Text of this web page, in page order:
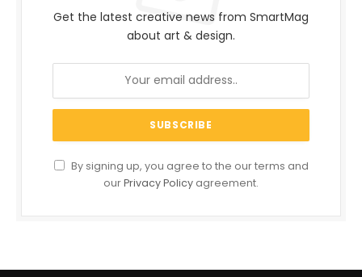
Get the latest creative news from SmartMag
about art & design.
By signing up, you agree to the our terms and
ourPrivacy Policy agreement.